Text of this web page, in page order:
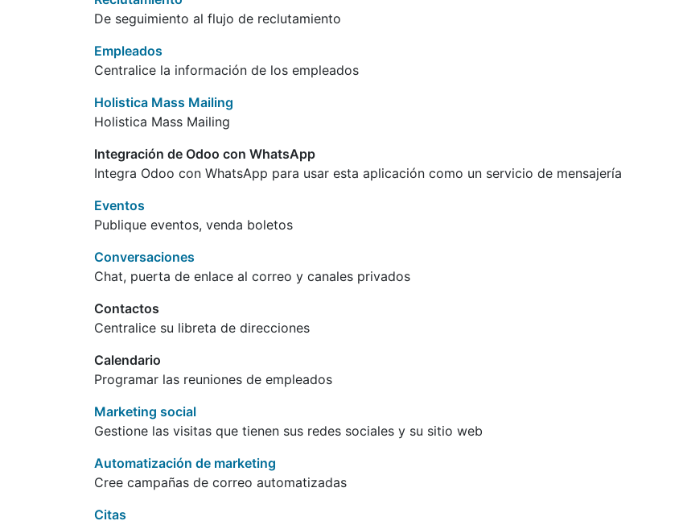
De seguimiento al flujo de reclutamiento
Empleados
Centralice la información de los empleados
Holistica Mass Mailing
Holistica Mass Mailing
Integración de Odoo con WhatsApp
Integra Odoo con WhatsApp para usar esta aplicación como un servicio de mensajería
Eventos
Publique eventos, venda boletos
Conversaciones
Chat, puerta de enlace al correo y canales privados
Contactos
Centralice su libreta de direcciones
Calendario
Programar las reuniones de empleados
Marketing social
Gestione las visitas que tienen sus redes sociales y su sitio web
Automatización de marketing
Cree campañas de correo automatizadas
Citas